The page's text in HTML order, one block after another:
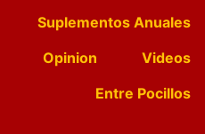
Suplementos Anuales
Opinion
Videos
Entre Pocillos